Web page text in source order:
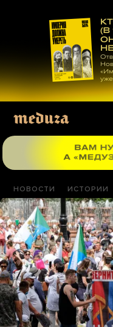
материалам
НОВОСТИ ИСТОРИИ